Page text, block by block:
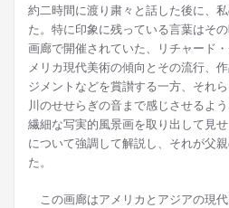
約二時間に渡り粛々と話した後に、
た。特に印象に残っている言葉はそ
画廊で開催されていた、リチャード
メリカ現代美術の傾向とその流行、
ジメントなどを賞讃する一方、それ
川のせせらぎの音まで感じさせるよ
繊細な写実的風景画を取り出して見
について強調して解説し、それが父
た。
この画廊はアメリカとアジアの現